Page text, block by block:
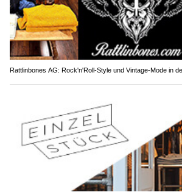
Rattlinbones AG: Rock'n'Roll-Style und Vintage-Mode in